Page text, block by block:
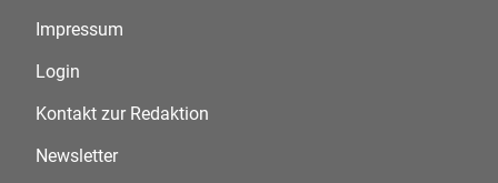
Impressum
Login
Kontakt zur Redaktion
Newsletter